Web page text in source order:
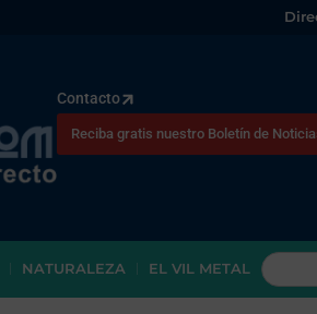
Contacto
Reciba gratis nuestro Boletín de
NATURALEZA EL VIL METAL